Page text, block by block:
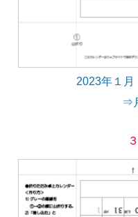
2023年１
⇒